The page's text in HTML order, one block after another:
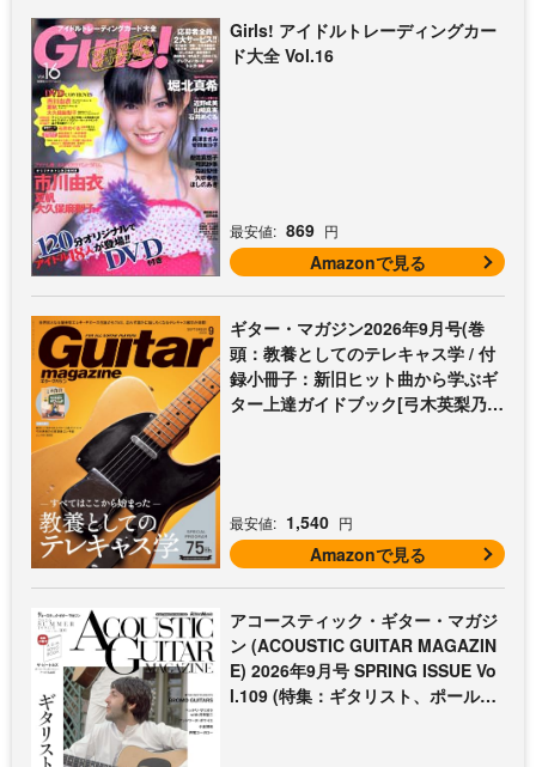
Girls! アイドルトレーディングカー
ド大全 Vol.16
最安値: 869 円
Amazonで見る
ギター・マガジン2026年9月号(巻
頭：教養としてのテレキャス学 / 付
録小冊子：新旧ヒット曲から学ぶギ
ター上達ガイドブック[弓木英梨乃の
最安値: 1,540 円
Amazonで見る
アコースティック・ギター・マガジ
ン (ACOUSTIC GUITAR MAGAZIN
E) 2026年9月号 SPRING ISSUE Vo
l.109 (特集：ギタリスト、ポール・